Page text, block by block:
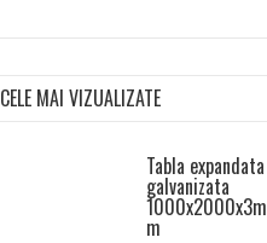
CELE MAI VIZUALIZATE
Tabla expandata
galvanizata
1000x2000x3m
m